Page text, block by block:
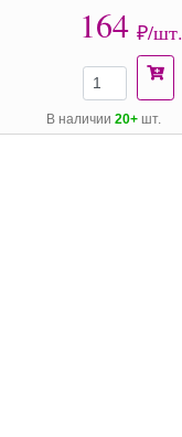
164 ₽/шт.
В наличии 20+ шт.